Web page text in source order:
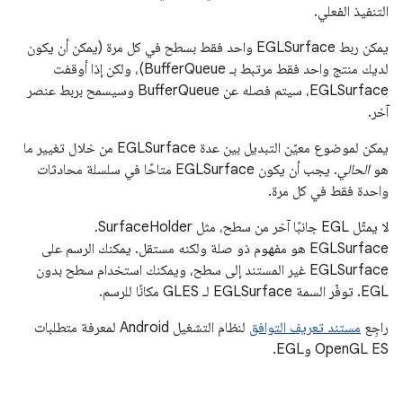
التنفيذ الفعلي.
يمكن ربط EGLSurface واحد فقط بسطح في كل مرة (يمكن أن يكون
لديك منتج واحد فقط مرتبط بـ BufferQueue)، ولكن إذا أوقفت
EGLSurface، سيتم فصله عن BufferQueue وسيسمح بربط عنصر
آخر.
يمكن لموضوع معيّن التبديل بين عدة EGLSurface من خلال تغيير ما
هوالحالي
. يجب أن يكون EGLSurface متاحًا في سلسلة محادثات
واحدة فقط في كل مرة.
لا يمثّل EGL جانبًا آخر من سطح، مثل SurfaceHolder.
‫EGLSurface هو مفهوم ذو صلة ولكنه مستقل. يمكنك الرسم على
EGLSurface غير المستند إلى سطح، ويمكنك استخدام سطح بدون
EGL. توفّر السمة EGLSurface لـ GLES مكانًا للرسم.
راجِع مستند تعريف التوافق
لنظام التشغيل Android لمعرفة متطلبات
OpenGL ES وEGL.